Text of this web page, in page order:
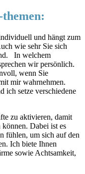
und hängt zum
wie sehr Sie sich
In welchem
wir persönlich.
wenn Sie
mir wahrnehmen.
ich setze verschiedene
zu aktivieren, damit
Dabei ist es
fühlen, um sich auf den
Ich biete Ihnen
sowie Achtsamkeit,